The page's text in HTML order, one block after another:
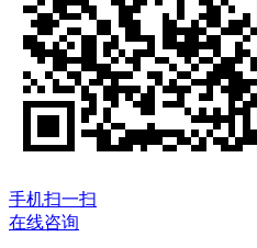
手机扫一扫
在线咨询